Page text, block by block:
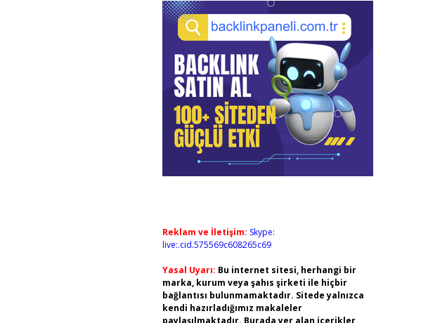
Reklam ve İletişim: Skype:
live:.cid.575569c608265c69
Yasal Uyarı: Bu internet sitesi, herhangi bir
marka, kurum veya şahıs şirketi ile hiçbir
bağlantısı bulunmamaktadır. Sitede yalnızca
kendi hazırladığımız makaleler
paylaşılmaktadır. Burada yer alan içerikler